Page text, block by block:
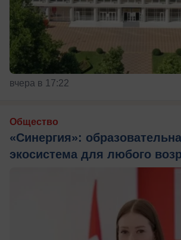
вчера в 17:22
Общество
«Синергия»:
экосистема для любого